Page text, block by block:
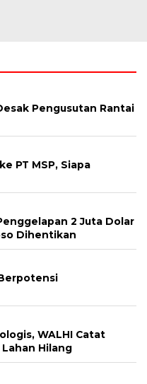
Pengusutan Rantai
PT MSP, Siapa
2 Juta Dolar
Dihentikan
WALHI Catat
Hilang